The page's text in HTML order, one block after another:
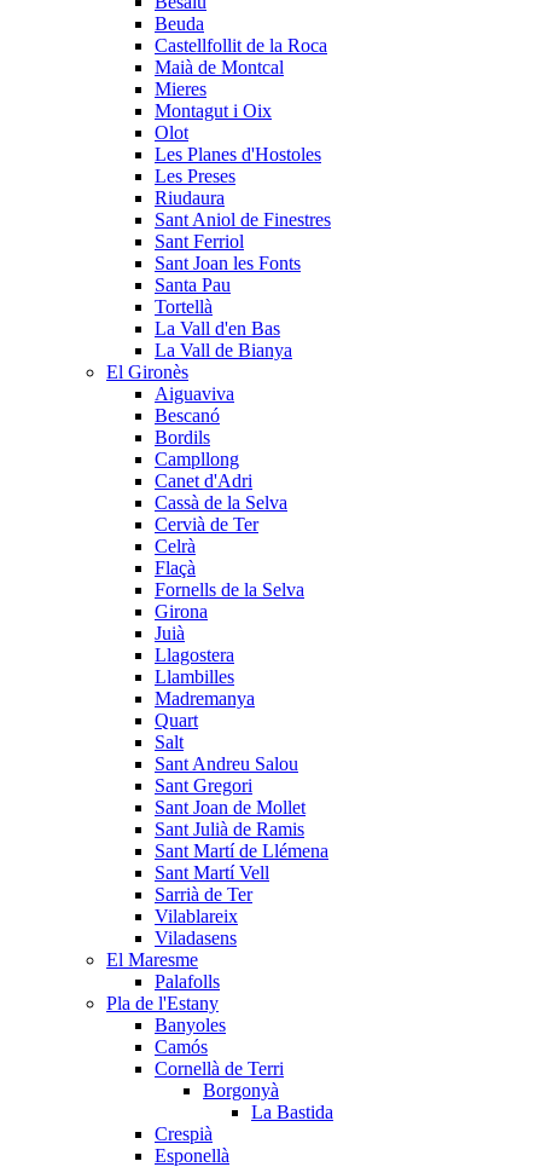
Beuda
Castellfollit de la Roca
Maià de Montcal
Mieres
Montagut i Oix
Olot
Les Planes d'Hostoles
Les Preses
Riudaura
Sant Aniol de Finestres
Sant Ferriol
Sant Joan les Fonts
Santa Pau
Tortellà
La Vall d'en Bas
La Vall de Bianya
El Gironès
Aiguaviva
Bescanó
Bordils
Campllong
Canet d'Adri
Cassà de la Selva
Cervià de Ter
Celrà
Flaçà
Fornells de la Selva
Girona
Juià
Llagostera
Llambilles
Madremanya
Quart
Salt
Sant Andreu Salou
Sant Gregori
Sant Joan de Mollet
Sant Julià de Ramis
Sant Martí de Llémena
Sant Martí Vell
Sarrià de Ter
Vilablareix
Viladasens
El Maresme
Palafolls
Pla de l'Estany
Banyoles
Camós
Cornellà de Terri
Borgonyà
La Bastida
Crespià
Esponellà